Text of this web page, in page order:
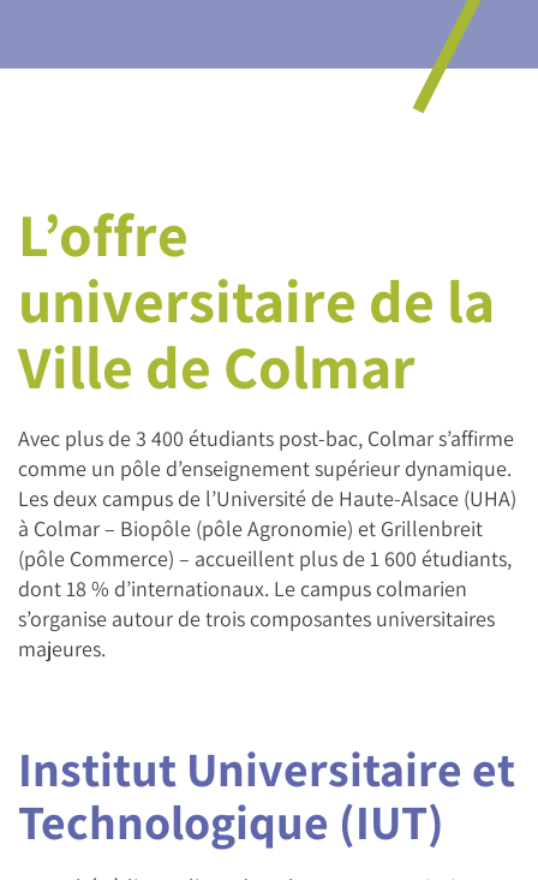
L’offre
universitaire de la
Ville de Colmar
Avec plus de 3 400 étudiants post‑bac, Colmar s’affirme
comme un pôle d’enseignement supérieur dynamique.
Les deux campus de l’Université de Haute‑Alsace (UHA)
à Colmar – Biopôle (pôle Agronomie) et Grillenbreit
(pôle Commerce) – accueillent plus de 1 600 étudiants,
dont 18 % d’internationaux. Le campus colmarien
s’organise autour de trois composantes universitaires
majeures.
Institut Universitaire et
Technologique (IUT)